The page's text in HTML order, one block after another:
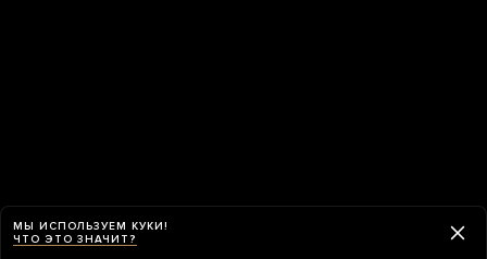
МЫ ИСПОЛЬЗУЕМ КУКИ!
ЧТО ЭТО ЗНАЧИТ?